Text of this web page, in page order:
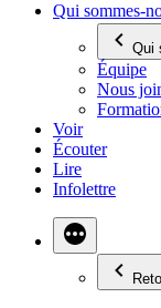
Qui sommes-
Qui
Équipe
Nous
Voir
Écouter
Lire
Infolettre